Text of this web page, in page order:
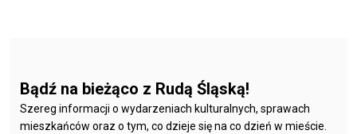
Bądź na bieżąco z Rudą Śląską!
Szereg informacji o wydarzeniach kulturalnych, sprawach
mieszkańców oraz o tym, co dzieje się na co dzień w mieście.